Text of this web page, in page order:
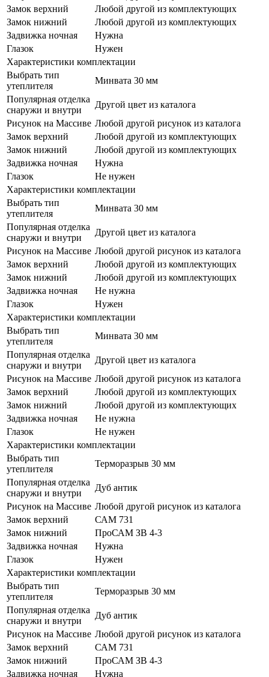
Замок верхний
Любой другой из комплектующих
Замок нижний
Любой другой из комплектующих
Задвижка ночная
Нужна
Глазок
Нужен
Характеристики комплектации
Выбрать тип
утеплителя
Минвата 30 мм
Популярная отделка
снаружи и внутри
Другой цвет из каталога
Рисунок на Массиве Любой другой рисунок из каталога
Замок верхний
Любой другой из комплектующих
Замок нижний
Любой другой из комплектующих
Задвижка ночная
Нужна
Глазок
Не нужен
Характеристики комплектации
Выбрать тип
утеплителя
Минвата 30 мм
Популярная отделка
снаружи и внутри
Другой цвет из каталога
Рисунок на Массиве Любой другой рисунок из каталога
Замок верхний
Любой другой из комплектующих
Замок нижний
Любой другой из комплектующих
Задвижка ночная
Не нужна
Глазок
Нужен
Характеристики комплектации
Выбрать тип
утеплителя
Минвата 30 мм
Популярная отделка
снаружи и внутри
Другой цвет из каталога
Рисунок на Массиве Любой другой рисунок из каталога
Замок верхний
Любой другой из комплектующих
Замок нижний
Любой другой из комплектующих
Задвижка ночная
Не нужна
Глазок
Не нужен
Характеристики комплектации
Выбрать тип
утеплителя
Терморазрыв 30 мм
Популярная отделка
снаружи и внутри
Дуб антик
Рисунок на Массиве Любой другой рисунок из каталога
Замок верхний
САМ 731
Замок нижний
ПроСАМ ЗВ 4-3
Задвижка ночная
Нужна
Глазок
Нужен
Характеристики комплектации
Выбрать тип
утеплителя
Терморазрыв 30 мм
Популярная отделка
снаружи и внутри
Дуб антик
Рисунок на Массиве Любой другой рисунок из каталога
Замок верхний
САМ 731
Замок нижний
ПроСАМ ЗВ 4-3
Задвижка ночная
Нужна